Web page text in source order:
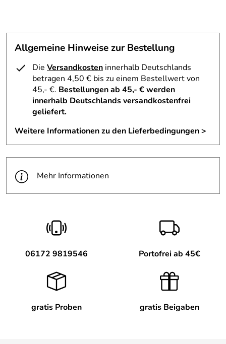
wird glatt und frei von Wassereinlagerungen. Das
bakteriostatische Garn mit speziellen, atmungsaktiven
Eigenschaften hält das biologische Gleichgewicht der Haut
und verhindert die Bildung schlechter Gerüche.
Zusammensetzung: 80% POLYAMID 18% ELASTAN 2%
BAUMWOLLE
Bei der Wahl der passenden Größe der Solidea High
Waist Short sollten Sie Bezug auf untenstehende Tabelle
nehmen, in der die diversen Größen nach dem Verhältnis
zwischen Körpergröße in Zentimetern(KÖRPERGRÖßE
CM) und Gewicht in Kilogramm (GEWICHT KG) festgelegt
sind.
Castel Goffredo - Mantua - Italien,
https://www.solidea.com/de
Allgemeine Hinweise zur Bestellung
Die Versandkosten innerhalb Deutschlands
betragen 4,50 € bis zu einem Bestellwert von
45,- €. Bestellungen ab 45,- € werden
innerhalb Deutschlands versandkostenfrei
geliefert.
Weitere Informationen zu den Lieferbedingungen >
Mehr Informationen
06172 9819546 Portofrei ab 45€
gratis Proben gratis Beigaben